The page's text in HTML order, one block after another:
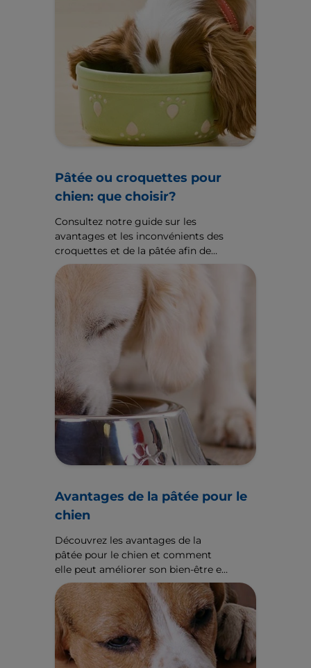
Pâtée ou croquettes pour
chien: que choisir?
Consultez notre guide sur les
avantages et les inconvénients des
croquettes et de la pâtée afin de
trouver ce qui convient le mieux
aux besoins de votre chien. Pour
plus de conseils d’experts sur
l’alimentation, consultez le site
Hill’sPetFR.
Avantages de la pâtée pour le
chien
Découvrez les avantages de la
pâtée pour le chien et comment
elle peut améliorer son bien-être et
son bonheur. Pour plus
d’informations sur l’alimentation,
consultez le site Hill’sPetFR.